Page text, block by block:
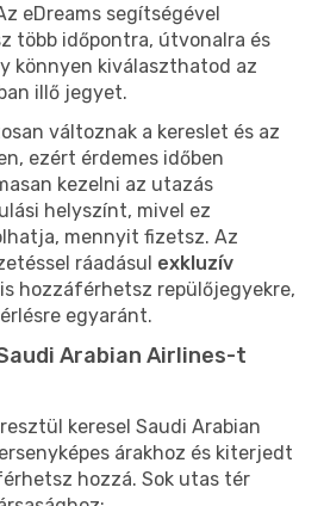
eDreams segítségével
több időpontra, útvonalra és
könnyen kiválaszthatod az
illő jegyet.
változnak a kereslet és az
ezért érdemes időben
kezelni az utazás
helyszínt, mivel ez
mennyit fizetsz. Az
ráadásul exkluzív
is hozzáférhetsz repülőjegyekre,
egyaránt.
Arabian Airlines-t
keresel Saudi Arabian
árakhoz és kiterjedt
hozzá. Sok utas tér